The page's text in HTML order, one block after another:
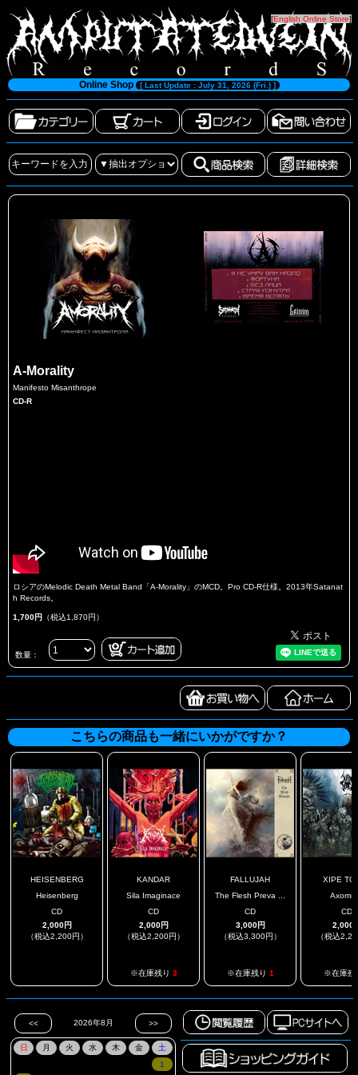
[English Online Store]
Online Shop [ Last Update : July 31, 2026 (Fri.) ]
A-Morality
Manifesto Misanthrope
CD-R
ロシアのMelodic Death Metal Band「A-Morality」のMCD。Pro CD-R仕様。2013年Satanat
h Records。
1,700円 （税込1,870円）
数量：
こちらの商品も一緒にいかがですか？
HEISENBERG
Heisenberg
CD
2,000円
（税込2,200円）
KANDAR
Sila Imaginace
CD
2,000円
（税込2,200円）
※在庫残り 3
FALLUJAH
The Flesh Preva ...
CD
3,000円
（税込3,300円）
※在庫残り 1
XIPE
CD
2,000
（税込
※在庫残